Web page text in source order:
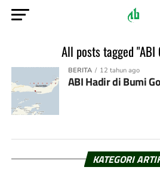
All posts tagged "ABI
BERITA 12 tahun ago
ABI Hadir di Bumi
KATEGORI